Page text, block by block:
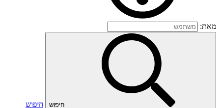
מאת:
חיפוש
חיפוש